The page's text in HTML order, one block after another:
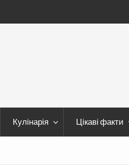
Кулінарія Цікаві факти